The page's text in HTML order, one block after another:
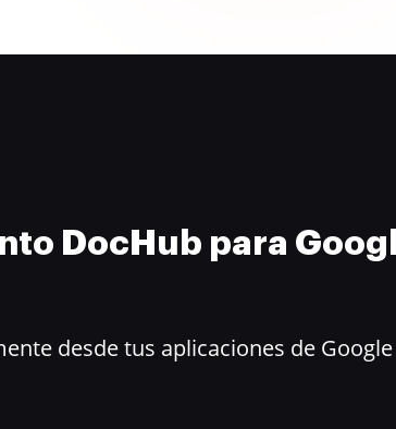
DocHub para
desde tus aplicaciones de Google